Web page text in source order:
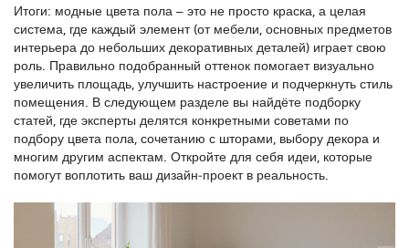
Итоги: модные цвета пола – это не просто краска, а целая
система, где каждый элемент (от мебели, основных предметов
интерьера до небольших декоративных деталей) играет свою
роль. Правильно подобранный оттенок помогает визуально
увеличить площадь, улучшить настроение и подчеркнуть стиль
помещения. В следующем разделе вы найдёте подборку
статей, где эксперты делятся конкретными советами по
подбору цвета пола, сочетанию с шторами, выбору декора и
многим другим аспектам. Откройте для себя идеи, которые
помогут воплотить ваш дизайн‑проект в реальность.